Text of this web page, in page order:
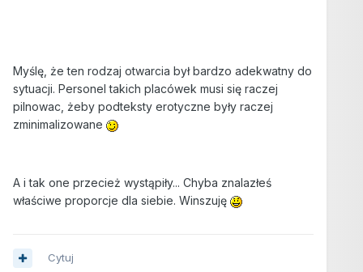
Myślę, że ten rodzaj otwarcia był bardzo adekwatny do
sytuacji. Personel takich placówek musi się raczej
pilnowac, żeby podteksty erotyczne były raczej
zminimalizowane
A i tak one przecież wystąpiły... Chyba znalazłeś
właściwe proporcje dla siebie. Winszuję
Cytuj